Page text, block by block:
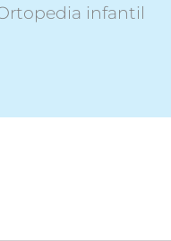
infantil